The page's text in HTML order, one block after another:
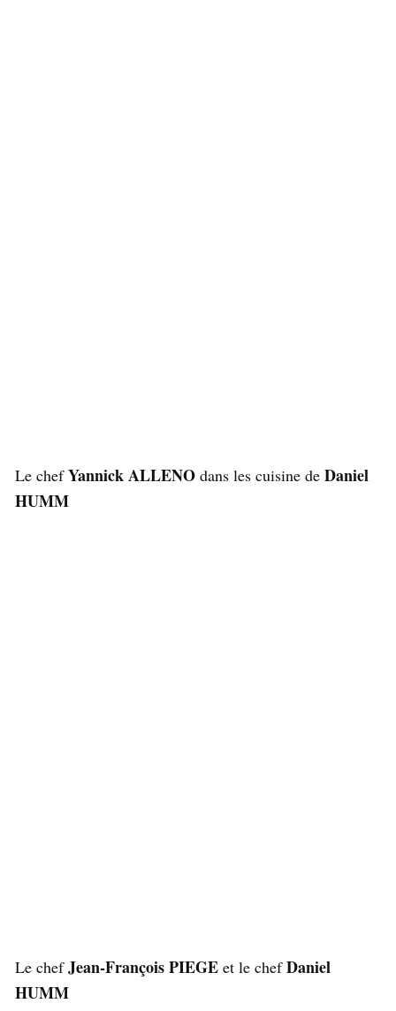
Le chefYannick ALLENO dans les cuisine de Daniel
HUMM
Le chefJean-François PIEGE et le chefDaniel
HUMM